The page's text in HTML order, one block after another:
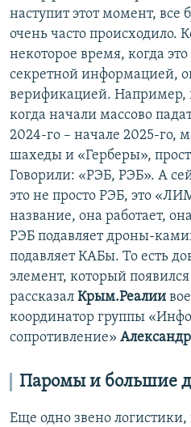
наступит этот момент, все
очень часто происходило.
некоторое время, когда
секретной информацией,
верификацией. Например,
когда начали массово
2024-го – начале 2025-го,
шахеды и «Герберы»,
Говорили: «РЭБ, РЭБ». А
это не просто РЭБ, это
название, она работает,
РЭБ подавляет дроны-
подавляет КАБы. То есть
элемент, который
рассказал Крым.Реалии
координатор группы
сопротивление»
Паромы и большие
Еще одно звено логистики,